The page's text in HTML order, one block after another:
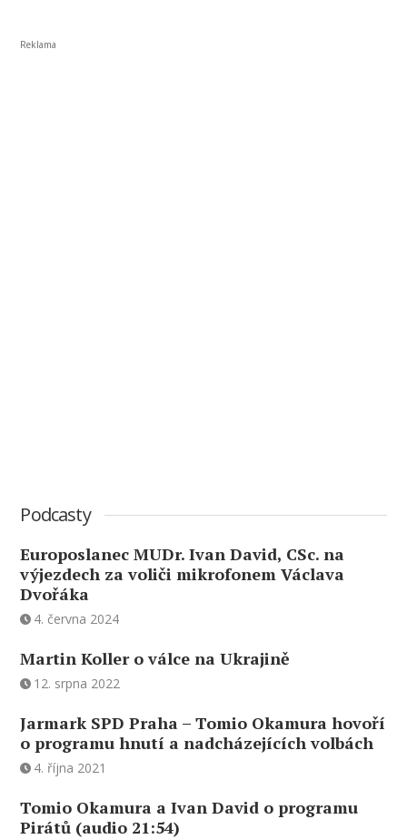
Reklama
Podcasty
Europoslanec MUDr. Ivan David, CSc. na
výjezdech za voliči mikrofonem Václava
Dvořáka
4. června 2024
Martin Koller o válce na Ukrajině
12. srpna 2022
Jarmark SPD Praha – Tomio Okamura hovoří
o programu hnutí a nadcházejících volbách
4. října 2021
Tomio Okamura a Ivan David o programu
Pirátů (audio 21:54)